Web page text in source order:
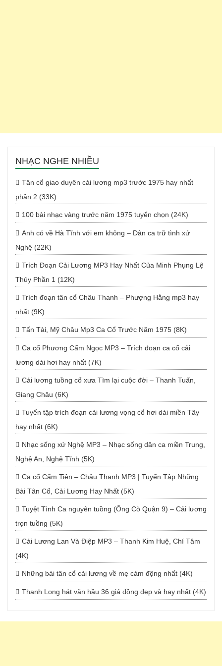
NHẠC NGHE NHIỀU
Tân cổ giao duyên cải lương mp3 trước 1975 hay nhất
phần 2 (33K)
100 bài nhạc vàng trước năm 1975 tuyển chọn (24K)
Anh có về Hà Tĩnh với em không – Dân ca trữ tình xứ
Nghệ (22K)
Trích Đoạn Cải Lương MP3 Hay Nhất Của Minh Phụng Lệ
Thủy Phần 1 (12K)
Trích đoạn tân cổ Châu Thanh – Phượng Hằng mp3 hay
nhất (9K)
Tấn Tài, Mỹ Châu Mp3 Ca Cổ Trước Năm 1975 (8K)
Ca cổ Phương Cẩm Ngọc MP3 – Trích đoạn ca cổ cải
lương dài hơi hay nhất (7K)
Cải lương tuồng cổ xưa Tìm lại cuộc đời – Thanh Tuấn,
Giang Châu (6K)
Tuyển tập trích đoạn cải lương vọng cổ hơi dài miền Tây
hay nhất (6K)
Nhạc sống xứ Nghệ MP3 – Nhạc sống dân ca miền Trung,
Nghệ An, Nghệ Tĩnh (5K)
Ca cổ Cẩm Tiên – Châu Thanh MP3 | Tuyển Tập Những
Bài Tân Cổ, Cải Lương Hay Nhất (5K)
Tuyệt Tình Ca nguyên tuồng (Ông Cò Quận 9) – Cải lương
trọn tuồng (5K)
Cải Lương Lan Và Điệp MP3 – Thanh Kim Huệ, Chí Tâm
(4K)
Những bài tân cổ cải lương về mẹ cảm động nhất (4K)
Thanh Long hát văn hầu 36 giá đồng đẹp và hay nhất (4K)